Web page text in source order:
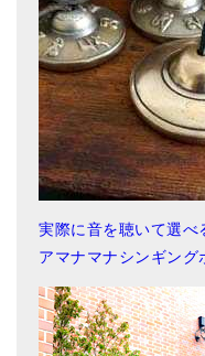
実際に音を聴いて選べ
アマナマナシンギン